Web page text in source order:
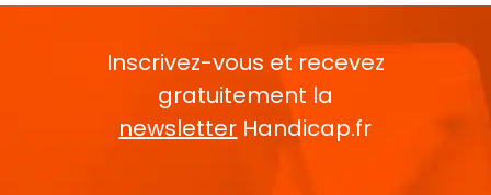
Inscrivez-vous et recevez
gratuitement la
newsletter Handicap.fr